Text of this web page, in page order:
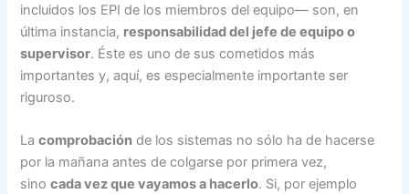
incluidos los EPI de los miembros del equipo— son, en
última instancia, responsabilidad del jefe de equipo o
supervisor. Éste es uno de sus cometidos más
importantes y, aquí, es especialmente importante ser
riguroso.
Lacomprobación de los sistemas no sólo ha de hacerse
por la mañana antes de colgarse por primera vez,
sinocada vez que vayamos a hacerlo. Si, por ejemplo